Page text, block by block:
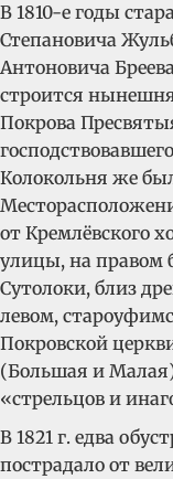
В 1810-е годы
Степановича
Антоновича
строится
Покрова
Колокольня же
от Кремлёвского
улицы, на правом
Сутолоки, близ
левом,
Покровской
(Большая и
«стрельцов и
В 1821 г. едва
пострадало от